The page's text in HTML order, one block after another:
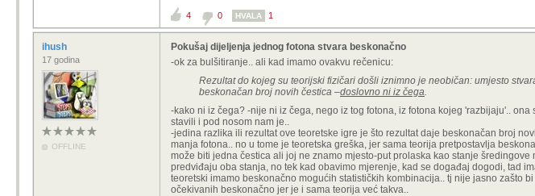
4 0 HVALA 1
ihush
17 godina
OFFLINE
Pokušaj dijeljenja jednog fotona stvara beskonačno
-ok za bulšitiranje.. ali kad imamo ovakvu rečenicu:
Rezultat do kojeg su teorijski fizičari došli iznimno je neobičan: umjesto
beskonačan broj novih čestica –doslovno ni iz čega.
-kako ni iz čega? -nije ni iz čega, nego iz tog fotona, iz fotona kojeg 'razbijaju'..
stavili i pod nosom nam je..
-jedina razlika ili rezultat ove teoretske igre je što rezultat daje beskonačan broj
manja fotona.. no u tome je teoretska greška, jer sama teorija pretpostavlja
može biti jedna čestica ali joj ne znamo mjesto-put prolaska kao stanje
predviđaju oba stanja, no tek kad obavimo mjerenje, kad se događaj dogodi, tad
teoretski imamo beskonačno mogućih statističkih kombinacija.. tj nije jasno zašto
očekivanih beskonačno jer je i sama teorija već takva..